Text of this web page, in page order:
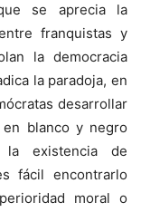
se aprecia la
franquistas y
la democracia
la paradoja, en
desarrollar
en blanco y negro
la existencia de
fácil encontrarlo
moral o